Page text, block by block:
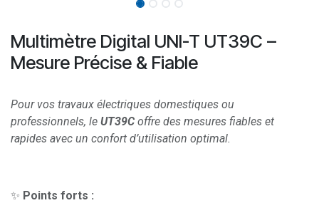
Multimètre Digital UNI-T UT39C –
Mesure Précise & Fiable
Pour vos travaux électriques domestiques ou
professionnels, le UT39C offre des mesures fiables et
rapides avec un confort d’utilisation optimal.
✨ Points forts :